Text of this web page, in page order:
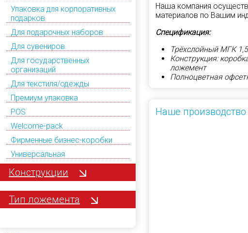
Упаковка для корпоративных
подарков
Для подарочных наборов
Для сувениров
Для государственных
организаций
Для текстиля/одежды
Премиум упаковка
POS
Welcome-pack
Фирменные бизнес-коробки
Универсальная
Конструкции
Тип ложемента
Наша компания
материалов по Вашим
Спецификация:
Трёхслойный МГК
Конструкция:
ложемент
Полноцветная
Наше производство